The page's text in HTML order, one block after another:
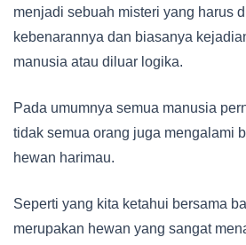
menjadi sebuah misteri yang harus
kebenarannya dan biasanya
manusia atau diluar logika.
Pada umumnya semua manusia
tidak semua orang juga mengalami
hewan harimau.
Seperti yang kita ketahui bersama
merupakan hewan yang sangat